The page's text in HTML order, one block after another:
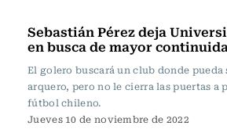
Sebastián Pérez deja
en busca de mayor
El golero buscará un club donde pueda
arquero, pero no le cierra las puertas a
fútbol chileno.
Jueves 10 de noviembre de 2022